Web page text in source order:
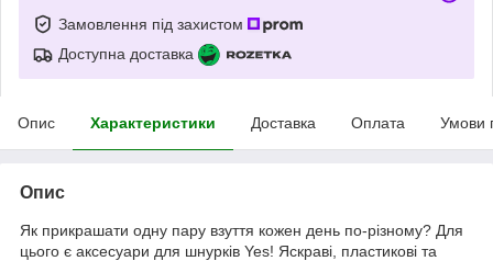
Замовлення під захистом
Доступна доставка
Опис Характеристики Доставка Оплата Умови
Опис
Як прикрашати одну пару взуття кожен день по-різному? Для
цього є аксесуари для шнурків Yes! Яскраві, пластикові та